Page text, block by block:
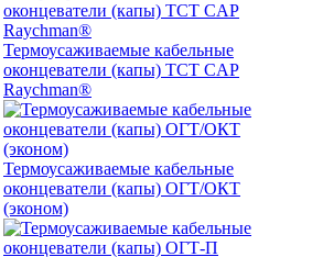
Термоусаживаемые кабельные
оконцеватели (капы) ТCT CAP
Raychman®
Термоусаживаемые кабельные
оконцеватели (капы) ОГТ/ОКТ
(эконом)